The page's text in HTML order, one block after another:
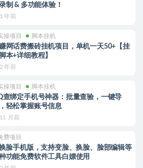
制 & 多功能体验！
年前
操项目 脚本挂机
网话费搬砖挂机项目，单机一天50+【挂
本+详细教程】
年前
操项目 脚本挂机
查绑定手机号神器：批量查验，一键导
轻松掌握账号信息
月前
费项目
脸手机版，支持变脸、换脸、脸部编辑等
功能免费软件工具白嫖使用